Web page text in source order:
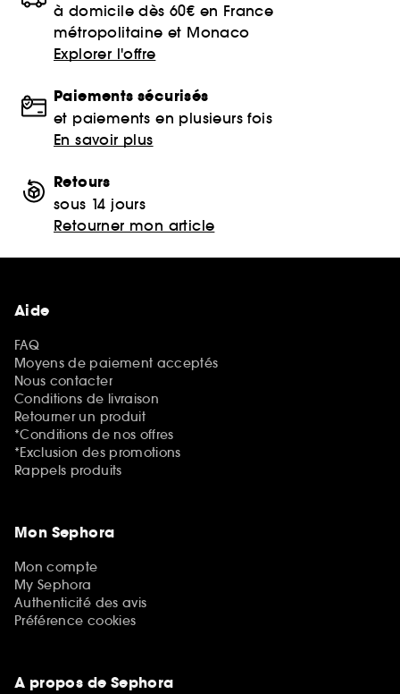
à domicile dès 60€ en France
métropolitaine et Monaco
Explorer l'offre
Paiements sécurisés
et paiements en plusieurs fois
En savoir plus
Retours
sous 14 jours
Retourner mon article
Aide
FAQ
Moyens de paiement acceptés
Nous contacter
Conditions de livraison
Retourner un produit
*Conditions de nos offres
*Exclusion des promotions
Rappels produits
Mon Sephora
Mon compte
My Sephora
Authenticité des avis
Préférence cookies
A propos de Sephora